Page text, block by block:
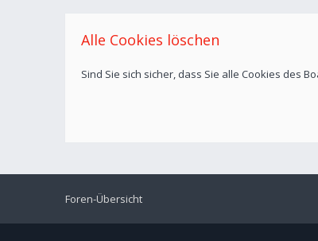
Alle Cookies löschen
Sind Sie sich sicher, dass Sie alle Cookies des
Foren-Übersicht